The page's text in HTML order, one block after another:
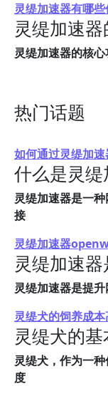
灵缇加速器有哪
灵缇加速
灵缇加速器的核
热门话题
如何通过灵缇加
什么是灵缇
灵缇加速器是一
接
灵缇加速器
灵缇加速器
灵缇加速器是提升
灵缇犬的饲养成本
灵缇犬的
灵缇犬，作为一
度